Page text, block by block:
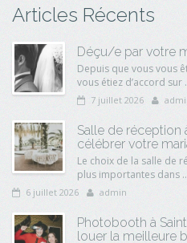
Articles Récents
Déçu/e par votre
Depuis que vous vous
vous étiez d’accord sur
7 juillet 2026
Salle de réception
célébrer votre
Le choix de la salle de
plus importantes dans
6 juillet 2026 admin
Photobooth à
louer la meilleure